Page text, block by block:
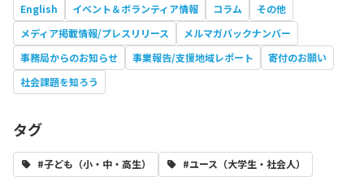
English イベント＆ボランティア情報 コラム
その他
メディア掲載情報/プレスリリース
メルマガバックナンバー
事務局からのお知らせ
事業報告/支援地域レポート
寄付のお願い
社会課題を知ろう
タグ
#子ども（小・中・高生） #ユース（大学生・社会人）